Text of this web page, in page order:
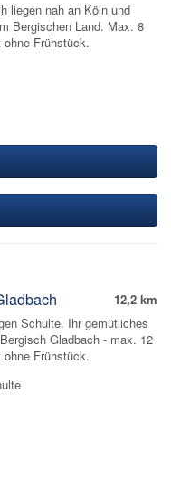
liegen nah an Köln und
Bergischen Land. Max. 8
Frühstück.
12,2 km
Schulte. Ihr gemütliches
Gladbach - max. 12
Frühstück.